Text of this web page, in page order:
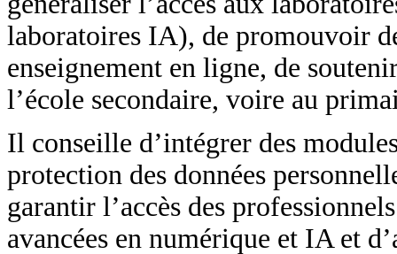
laboratoires IA), de promouvoir
enseignement en ligne, de
l’école secondaire, voire au
Il conseille d’intégrer des
protection des données
garantir l’accès des
avancées en numérique et IA et